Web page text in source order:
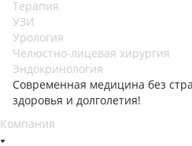
Терапия
УЗИ
Урология
Челюстно-лицевая хирургия
Эндокринология
Современная медицина без
здоровья и долголетия!
Компания